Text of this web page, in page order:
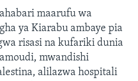
maarufu wa
ya Kiarabu ambaye pia
risasi na kufariki dunia
mwandishi
alilazwa hospitali